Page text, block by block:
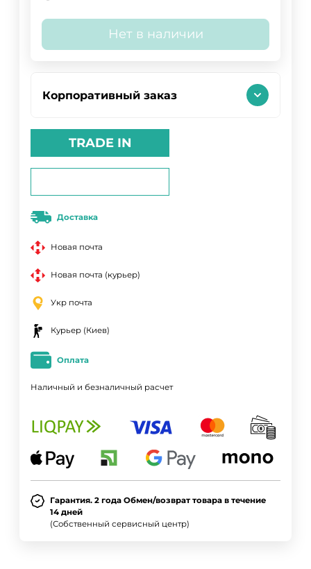
Нет в наличии
Корпоративный заказ
TRADE IN
Доставка
Новая почта
Новая почта (курьер)
Укр почта
Курьер (Киев)
Оплата
Наличный и безналичный расчет
Гарантия. 2 года Обмен/возврат товара в течение
14 дней
(Собственный сервисный центр)